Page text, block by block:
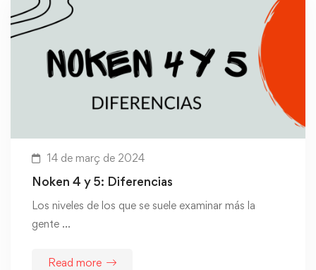
14 de març de 2024
Noken 4 y 5: Diferencias
Los niveles de los que se suele examinar más la
gente …
Read more